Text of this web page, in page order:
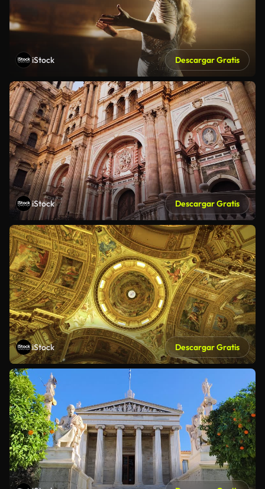
iStock Descargar Gratis
iStock Descargar Gratis
iStock Descargar Gratis